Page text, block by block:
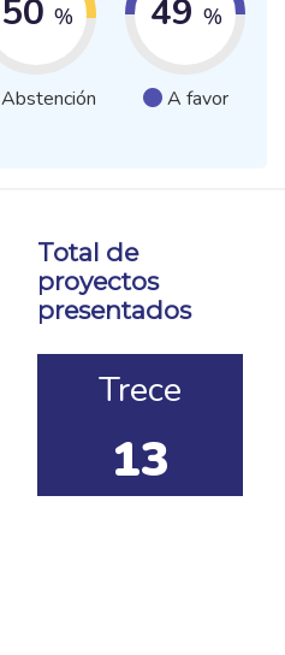
50 %
Abstención
49 %
A favor
Total de
proyectos
presentados
Trece
13